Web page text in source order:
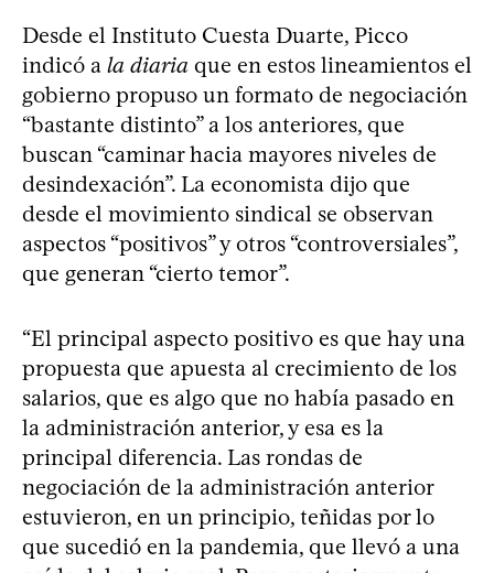
Desde el Instituto Cuesta Duarte, Picco
indicó a la diaria que en estos lineamientos el
gobierno propuso un formato de negociación
“bastante distinto” a los anteriores, que
buscan “caminar hacia mayores niveles de
desindexación”. La economista dijo que
desde el movimiento sindical se observan
aspectos “positivos” y otros “controversiales”,
que generan “cierto temor”.
“El principal aspecto positivo es que hay una
propuesta que apuesta al crecimiento de los
salarios, que es algo que no había pasado en
la administración anterior, y esa es la
principal diferencia. Las rondas de
negociación de la administración anterior
estuvieron, en un principio, teñidas por lo
que sucedió en la pandemia, que llevó a una